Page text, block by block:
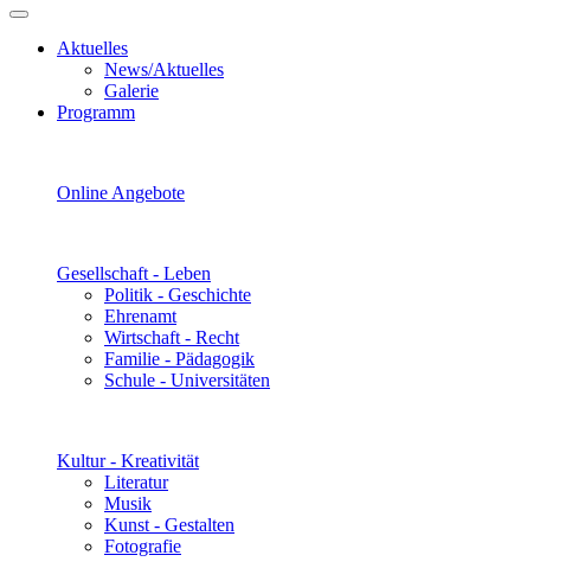
Aktuelles
News/Aktuelles
Galerie
Programm
Online Angebote
Gesellschaft - Leben
Politik - Geschichte
Ehrenamt
Wirtschaft - Recht
Familie - Pädagogik
Schule - Universitäten
Kultur - Kreativität
Literatur
Musik
Kunst - Gestalten
Fotografie